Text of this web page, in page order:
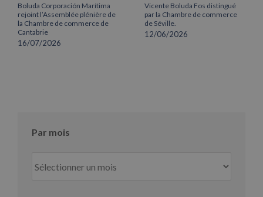
Boluda Corporación Marítima
rejoint l’Assemblée plénière de
la Chambre de commerce de
Cantabrie
16/07/2026
Vicente Boluda Fos distingué
par la Chambre de commerce
de Séville.
12/06/2026
Par mois
mois